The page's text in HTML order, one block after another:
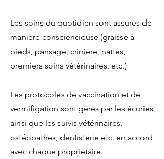
Les soins du quotidien sont assurés de
manière consciencieuse (graisse à
pieds, pansage, crinière, nattes,
premiers soins vétérinaires, etc.)
Les protocoles de vaccination et de
vermifigation sont gérés par les écuries
ainsi que les suivis vétérinaires,
ostéopathes, dentisterie etc. en accord
avec chaque propriétaire.